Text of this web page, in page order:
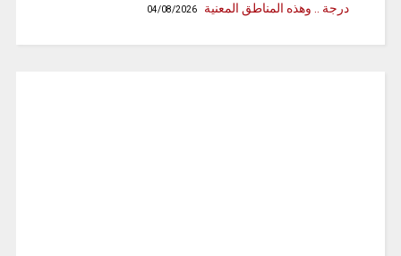
درجة .. وهذه المناطق المعنية
04/08/2026